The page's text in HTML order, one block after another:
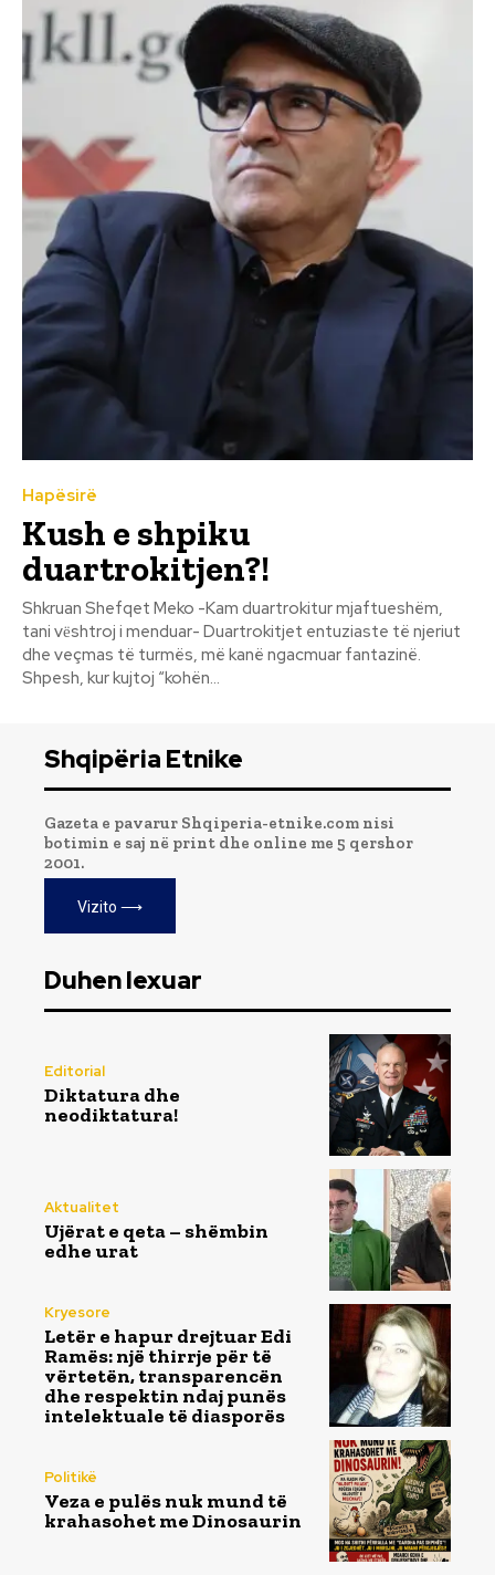
Hapësirë
Kush e shpiku
duartrokitjen?!
Shkruan Shefqet Meko -Kam duartrokitur mjaftueshëm,
tani vёshtroj i menduar- Duartrokitjet entuziaste të njeriut
dhe veçmas të turmës, më kanë ngacmuar fantazinë.
Shpesh, kur kujtoj “kohën...
Shqipëria Etnike
Gazeta e pavarur Shqiperia-etnike.com nisi
botimin e saj në print dhe online me 5 qershor
2001.
Vizito ⟶
Duhen lexuar
Editorial
Diktatura dhe
neodiktatura!
Aktualitet
Ujërat e qeta – shëmbin
edhe urat
Kryesore
Letër e hapur drejtuar Edi
Ramës: një thirrje për të
vërtetën, transparencën
dhe respektin ndaj punës
intelektuale të diasporës
Politikë
Veza e pulës nuk mund të
krahasohet me Dinosaurin